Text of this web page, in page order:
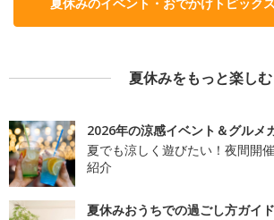
夏休みのイベント・おでかけトピック
夏休みをもっと楽しむ
2026年の涼感イベント＆グルメ
夏でも涼しく遊びたい！夜間開
紹介
夏休みおうちでの過ごし方ガイド